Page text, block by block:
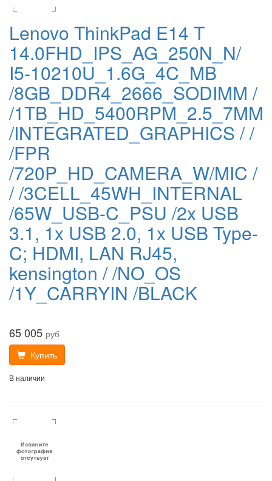
Lenovo ThinkPad E14 T
14.0FHD_IPS_AG_250N_N/
I5-10210U_1.6G_4C_MB
/8GB_DDR4_2666_SODIMM /
/1TB_HD_5400RPM_2.5_7MM
/INTEGRATED_GRAPHICS / /
/FPR
/720P_HD_CAMERA_W/MIC /
/ /3CELL_45WH_INTERNAL
/65W_USB-C_PSU /2x USB
3.1, 1x USB 2.0, 1x USB Type-
C; HDMI, LAN RJ45,
kensington / /NO_OS
/1Y_CARRYIN /BLACK
65 005 руб
Купить
В наличии